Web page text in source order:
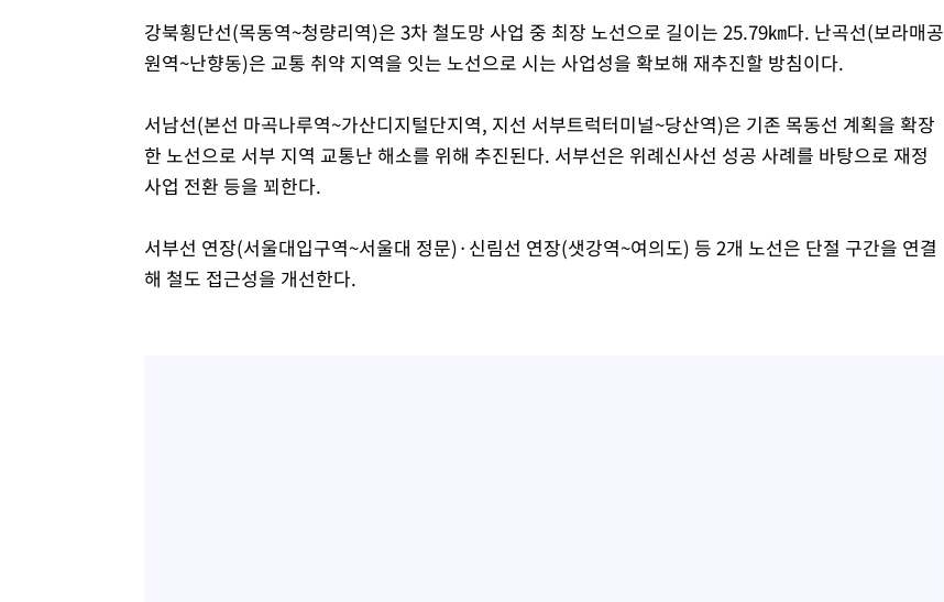
강북횡단선(목동역~청량리역)은 3차 철도망 사업 중 최장 노선으로 길이는 25.79㎞다. 난곡선(보라매공
원역~난향동)은 교통 취약 지역을 잇는 노선으로 시는 사업성을 확보해 재추진할 방침이다.
서남선(본선 마곡나루역~가산디지털단지역, 지선 서부트럭터미널~당산역)은 기존 목동선 계획을 확장
한 노선으로 서부 지역 교통난 해소를 위해 추진된다. 서부선은 위례신사선 성공 사례를 바탕으로 재정
사업 전환 등을 꾀한다.
서부선 연장(서울대입구역~서울대 정문)·신림선 연장(샛강역~여의도) 등 2개 노선은 단절 구간을 연결
해 철도 접근성을 개선한다.